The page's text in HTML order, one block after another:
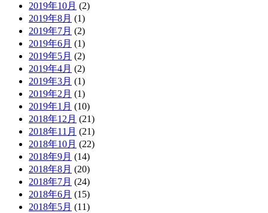
2019年10月 (2)
2019年8月 (1)
2019年7月 (2)
2019年6月 (1)
2019年5月 (2)
2019年4月 (2)
2019年3月 (1)
2019年2月 (1)
2019年1月 (10)
2018年12月 (21)
2018年11月 (21)
2018年10月 (22)
2018年9月 (14)
2018年8月 (20)
2018年7月 (24)
2018年6月 (15)
2018年5月 (11)